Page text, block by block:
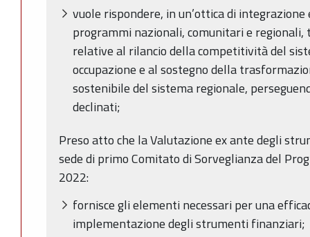
vuole rispondere, in un’ottica di
programmi nazionali, comunitari e
relative al rilancio della competitività del
occupazione e al sostegno della
sostenibile del sistema regionale,
declinati;
Preso atto che la Valutazione ex ante degli
sede di primo Comitato di Sorveglianza del
2022:
fornisce gli elementi necessari per una
implementazione degli strumenti finanziari;